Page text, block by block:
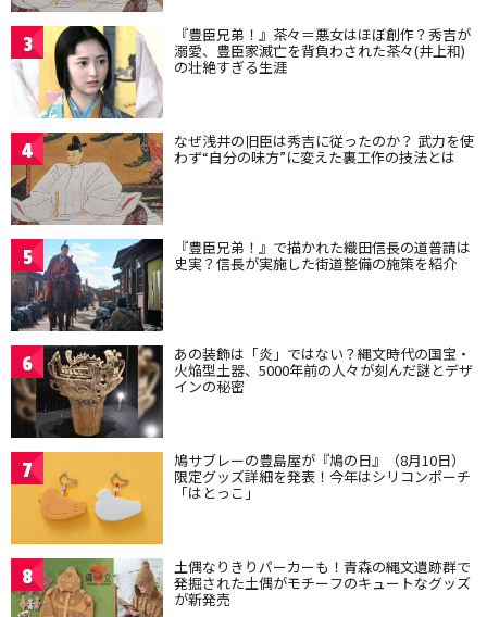
3 『豊臣兄弟！』茶々＝悪女はほぼ創作？秀吉が
溺愛、豊臣家滅亡を背負わされた茶々(井上和)
の壮絶すぎる生涯
4 なぜ浅井の旧臣は秀吉に従ったのか？ 武力を使
わず“自分の味方”に変えた裏工作の技法とは
5 『豊臣兄弟！』で描かれた織田信長の道普請は
史実？信長が実施した街道整備の施策を紹介
6 あの装飾は「炎」ではない？縄文時代の国宝・
火焔型土器、5000年前の人々が刻んだ謎とデザ
インの秘密
7 鳩サブレーの豊島屋が『鳩の日』（8月10日）
限定グッズ詳細を発表！今年はシリコンポーチ
「はとっこ」
8 土偶なりきりパーカーも！青森の縄文遺跡群で
発掘された土偶がモチーフのキュートなグッズ
が新発売